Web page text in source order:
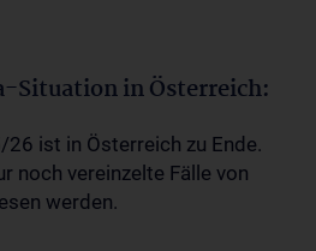
Situation in Österreich:
ist in Österreich zu Ende.
noch vereinzelte Fälle von
werden.